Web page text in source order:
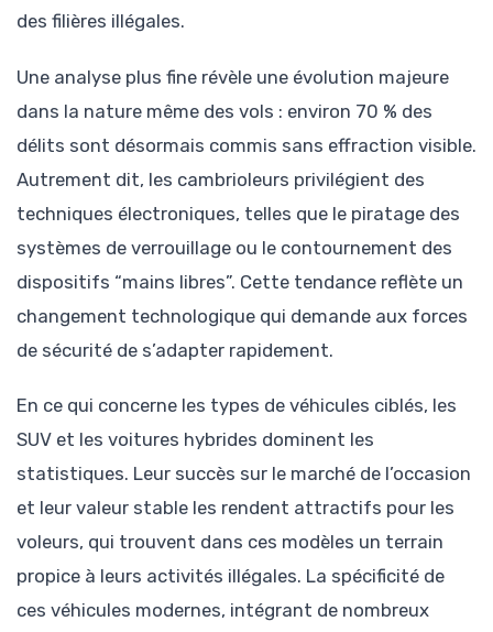
des filières illégales.
Une analyse plus fine révèle une évolution majeure
dans la nature même des vols : environ 70 % des
délits sont désormais commis sans effraction visible.
Autrement dit, les cambrioleurs privilégient des
techniques électroniques, telles que le piratage des
systèmes de verrouillage ou le contournement des
dispositifs “mains libres”. Cette tendance reflète un
changement technologique qui demande aux forces
de sécurité de s’adapter rapidement.
En ce qui concerne les types de véhicules ciblés, les
SUV et les voitures hybrides dominent les
statistiques. Leur succès sur le marché de l’occasion
et leur valeur stable les rendent attractifs pour les
voleurs, qui trouvent dans ces modèles un terrain
propice à leurs activités illégales. La spécificité de
ces véhicules modernes, intégrant de nombreux